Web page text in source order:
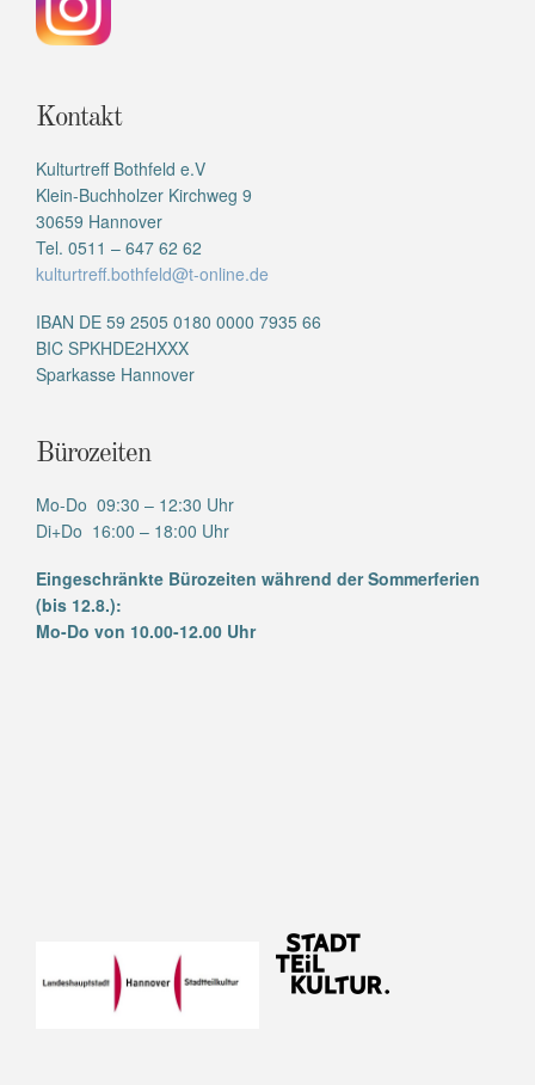
Kontakt
Kulturtreff Bothfeld e.V
Klein-Buchholzer Kirchweg 9
30659 Hannover
Tel. 0511 – 647 62 62
kulturtreff.bothfeld@t-online.de
IBAN DE 59 2505 0180 0000 7935 66
BIC SPKHDE2HXXX
Sparkasse Hannover
Bürozeiten
Mo-Do 09:30 – 12:30 Uhr
Di+Do 16:00 – 18:00 Uhr
Eingeschränkte Bürozeiten während der Sommerferien
(bis 12.8.):
Mo-Do von 10.00-12.00 Uhr